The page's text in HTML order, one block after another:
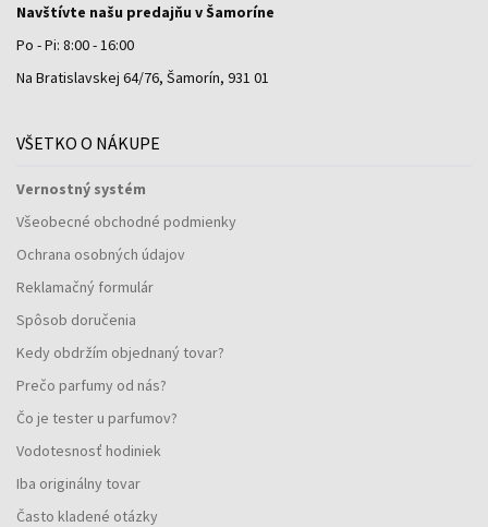
Navštívte našu predajňu v Šamoríne
Po - Pi: 8:00 - 16:00
Na Bratislavskej 64/76, Šamorín, 931 01
VŠETKO O NÁKUPE
Vernostný systém
Všeobecné obchodné podmienky
Ochrana osobných údajov
Reklamačný formulár
Spôsob doručenia
Kedy obdržím objednaný tovar?
Prečo parfumy od nás?
Čo je tester u parfumov?
Vodotesnosť hodiniek
Iba originálny tovar
Často kladené otázky